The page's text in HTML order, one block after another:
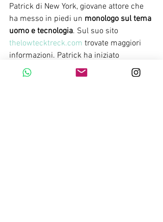
Patrick di New York, giovane attore che
ha messo in piedi un monologo sul tema
uomo e tecnologia. Sul suo sito
thelowtecktreck.com trovate maggiori
informazioni. Patrick ha iniziato
scrivendo e portando in giro il suo
monologo nella grande mela e ora sta